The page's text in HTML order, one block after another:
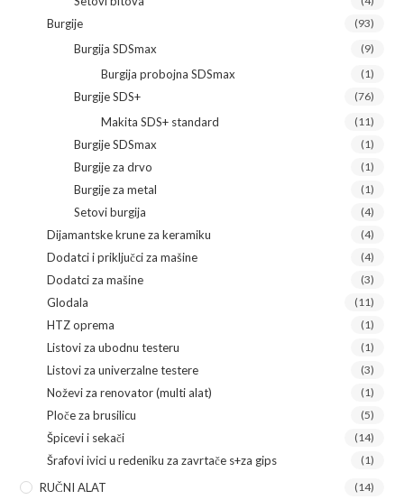
Burgije (93)
Burgija SDSmax (9)
Burgija probojna SDSmax (1)
Burgije SDS+ (76)
Makita SDS+ standard (11)
Burgije SDSmax (1)
Burgije za drvo (1)
Burgije za metal (1)
Setovi burgija (4)
Dijamantske krune za keramiku (4)
Dodatci i priključci za mašine (4)
Dodatci za mašine (3)
Glodala (11)
HTZ oprema (1)
Listovi za ubodnu testeru (1)
Listovi za univerzalne testere (3)
Noževi za renovator (multi alat) (1)
Ploče za brusilicu (5)
Špicevi i sekači (14)
Šrafovi ivici u redeniku za zavrtače s+za gips (1)
RUČNI ALAT (14)